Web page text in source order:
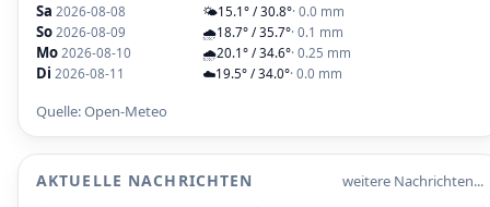
Sa 2026-08-08 🌤️15.1° / 30.8°· 0.0 mm
So2026-08-09 🌧️18.7° / 35.7°· 0.1 mm
Mo2026-08-10 🌧️20.1° / 34.6°· 0.25 mm
Di 2026-08-11 ☁️19.5° / 34.0°· 0.0 mm
Quelle: Open-Meteo
AKTUELLE NACHRICHTEN weitere Nachrichten...